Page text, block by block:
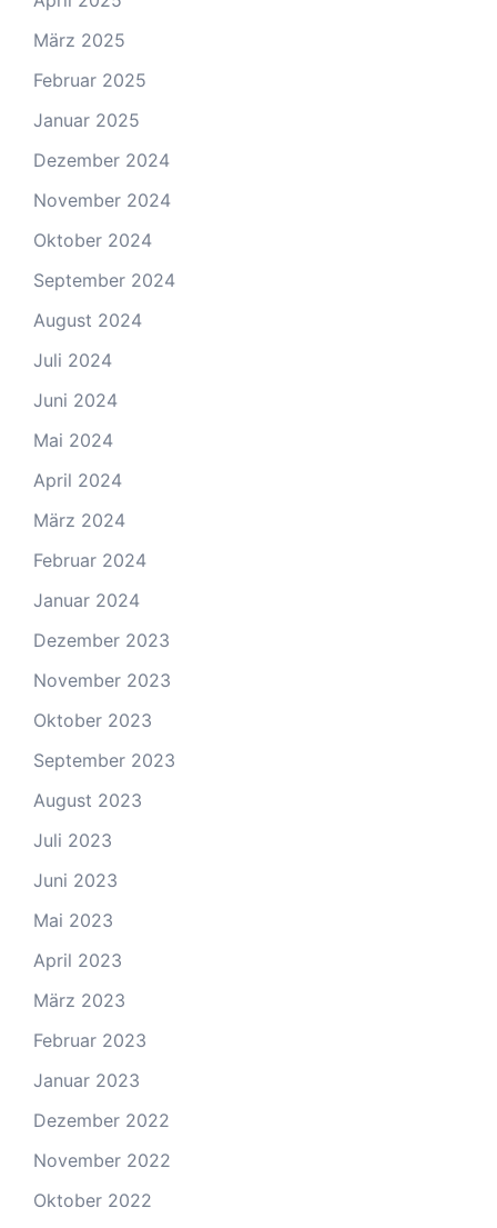
März 2025
Februar 2025
Januar 2025
Dezember 2024
November 2024
Oktober 2024
September 2024
August 2024
Juli 2024
Juni 2024
Mai 2024
April 2024
März 2024
Februar 2024
Januar 2024
Dezember 2023
November 2023
Oktober 2023
September 2023
August 2023
Juli 2023
Juni 2023
Mai 2023
April 2023
März 2023
Februar 2023
Januar 2023
Dezember 2022
November 2022
Oktober 2022